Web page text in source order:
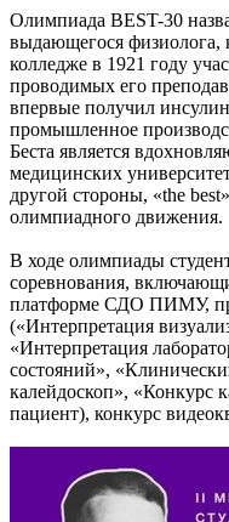
Олимпиада BEST-30
выдающегося физиолога,
колледже в 1921 году
проводимых его
впервые получил
промышленное
Беста является
медицинских
другой стороны, «the
олимпиадного движения.
В ходе олимпиады
соревнования,
платформе СДО ПИМУ,
(«Интерпретация
«Интерпретация
состояний»,
калейдоскоп», «Конкурс
пациент), конкурс